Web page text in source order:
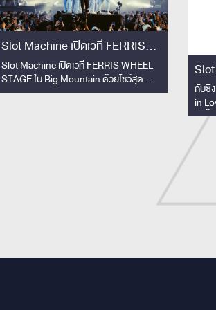
Slot Machine เปิดเวที FERRIS
WHEEL STAGE ใน Big Mountain
ด้วยโชว์สุดพิเศษ!!
Slot Machine เปิดเวที FERRIS WHEEL
STAGE ใน Big Mountain ด้วยโชว์สุด
พิเศษ!! คอลแลปวงโยธวาทิตโรงเรียน
ไม่เ
กับซิ
in
ยิ่งขึ้